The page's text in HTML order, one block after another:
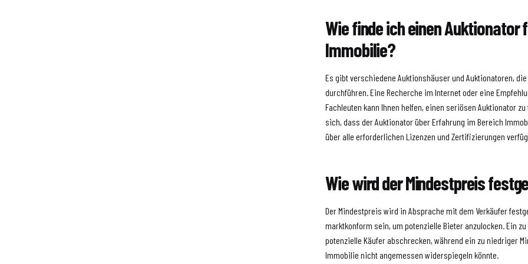
Wie finde ich einen Auktionator
Immobilie?
Es gibt verschiedene Auktionshäuser und Auktionatoren, die
durchführen. Eine Recherche im Internet oder eine
Fachleuten kann Ihnen helfen, einen seriösen Auktionator zu
sich, dass der Auktionator über Erfahrung im Bereich
über alle erforderlichen Lizenzen und Zertifizierungen
Wie wird der Mindestpreis
Der Mindestpreis wird in Absprache mit dem Verkäufer
marktkonform sein, um potenzielle Bieter anzulocken. Ein zu
potenzielle Käufer abschrecken, während ein zu niedriger
Immobilie nicht angemessen widerspiegeln könnte.